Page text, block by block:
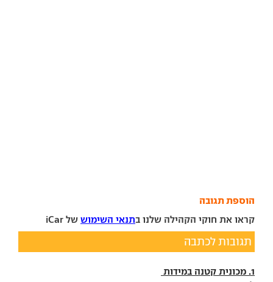
הוספת תגובה
קראו את חוקי הקהילה שלנו בתנאי השימוש של iCar
תגובות לכתבה
1. מכונית קטנה במידות